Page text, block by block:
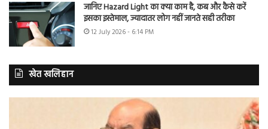
जानिए Hazard Light का क्या काम है, कब और कैसे करें
इसका इस्तेमाल, ज्यादातर लोग नहीं जानते सही तरीका
12 July 2026 - 6:14 PM
खेत खलिहान